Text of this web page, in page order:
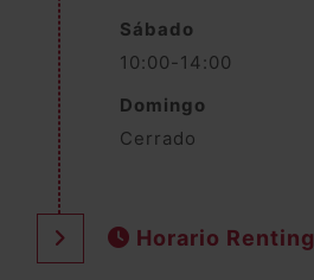
Sábado
10:00-14:00
Domingo
Cerrado
Horario Renting